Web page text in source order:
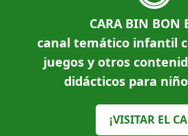
CARA BIN BON
canal temático infantil
juegos y otros
didácticos para
¡VISITAR EL